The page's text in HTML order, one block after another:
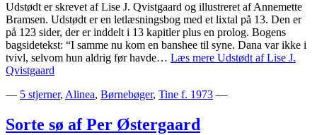
Udstødt er skrevet af Lise J. Qvistgaard og illustreret af Annemette
Bramsen. Udstødt er en letlæsningsbog med et lixtal på 13. Den er
på 123 sider, der er inddelt i 13 kapitler plus en prolog. Bogens
bagsidetekst: “I samme nu kom en banshee til syne. Dana var ikke i
tvivl, selvom hun aldrig før havde… Læs mere Udstødt af Lise J.
Qvistgaard
— 5 stjerner, Alinea, Børnebøger, Tine f. 1973 —
Sorte sø af Per Østergaard